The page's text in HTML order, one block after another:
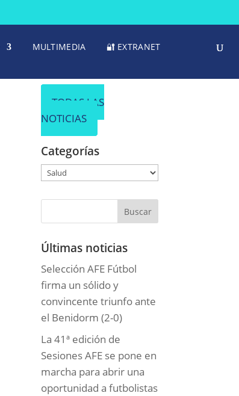
MULTIMEDIA 🔐 EXTRANET
TODAS LAS
NOTICIAS
Categorías
Categorías
Últimas noticias
Selección AFE Fútbol
firma un sólido y
convincente triunfo ante
el Benidorm (2-0)
La 41ª edición de
Sesiones AFE se pone en
marcha para abrir una
oportunidad a futbolistas